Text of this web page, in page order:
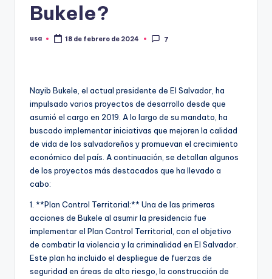
Bukele?
Publicado
usa 18 de febrero de 2024 7
Nayib Bukele, el actual presidente de El Salvador, ha
impulsado varios proyectos de desarrollo desde que
asumió el cargo en 2019. A lo largo de su mandato, ha
buscado implementar iniciativas que mejoren la calidad
de vida de los salvadoreños y promuevan el crecimiento
económico del país. A continuación, se detallan algunos
de los proyectos más destacados que ha llevado a
cabo:
1. **Plan Control Territorial:** Una de las primeras
acciones de Bukele al asumir la presidencia fue
implementar el Plan Control Territorial, con el objetivo
de combatir la violencia y la criminalidad en El Salvador.
Este plan ha incluido el despliegue de fuerzas de
seguridad en áreas de alto riesgo, la construcción de